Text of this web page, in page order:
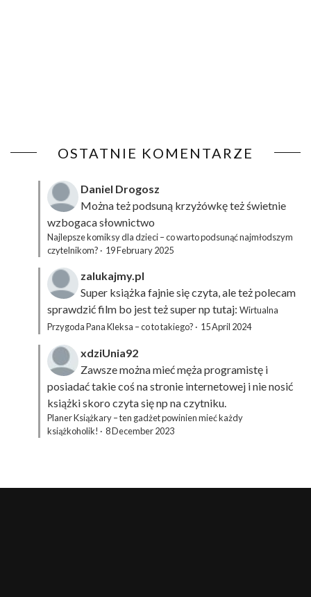
OSTATNIE KOMENTARZE
Daniel Drogosz
Można też podsuną krzyżówkęteż świetnie
wzbogaca słownictwo
Najlepsze komiksy dla dzieci – co warto podsunąć najmłodszym
czytelnikom? · 19 February 2025
zalukajmy.pl
Super książka fajnie się czyta, ale też polecam
sprawdzić film bo jest też super np tutaj: Wirtualna
Przygoda Pana Kleksa – co to takiego? · 15 April 2024
xdziUnia92
Zawsze można mieć męża programistę i
posiadać takie coś na stronie internetowej i nie nosić
książki skoro czyta się np na czytniku.
Planer Książkary – ten gadżet powinien mieć każdy
książkoholik! · 8 December 2023